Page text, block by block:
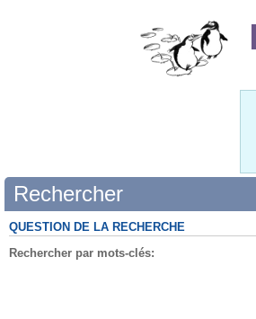
Rechercher
QUESTION DE LA RECHERCHE
Rechercher par mots-clés: